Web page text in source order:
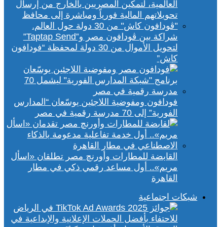
شراكة بين ڤودافون مصر و”Taptap Send”
لتحويل الأموال من 30 دولة لمحفظة “فودافون
كاش”
فودافون ومفوضية اللاجئين يوسّعان “المدارس
الفورية” إلى 70 مدرسة رقمية في مصر
القابضة للمطارات وأورنچ مصر تطلقان «اسأل
مريم».. أول مساعد رقمي ذكي في مطار
القاهرة
شبكات اجتماعية